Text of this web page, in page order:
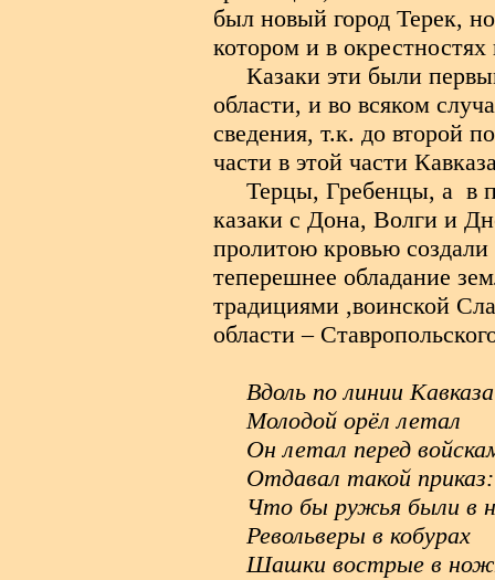
был новый город Терек,
котором и в окрестностях
Казаки эти были
области, и во всяком
сведения, т.к. до второй
части в этой части
Терцы, Гребенцы, а в
казаки с Дона, Волги и
пролитою кровью
теперешнее обладание
традициями ,воинской
области –
Вдоль по линии Кавказа
Молодой орёл летал
Он летал перед
Отдавал такой приказ:
Что бы ружья были в
Револьверы в кобурах
Шашки вострые в